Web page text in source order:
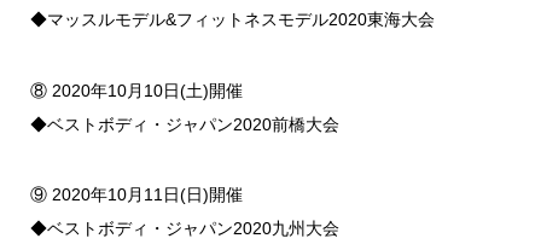
◆マッスルモデル&フィットネスモデル2020東海大会
⑧ 2020年10月10日(土)開催
◆ベストボディ・ジャパン2020前橋大会
⑨ 2020年10月11日(日)開催
◆ベストボディ・ジャパン2020九州大会